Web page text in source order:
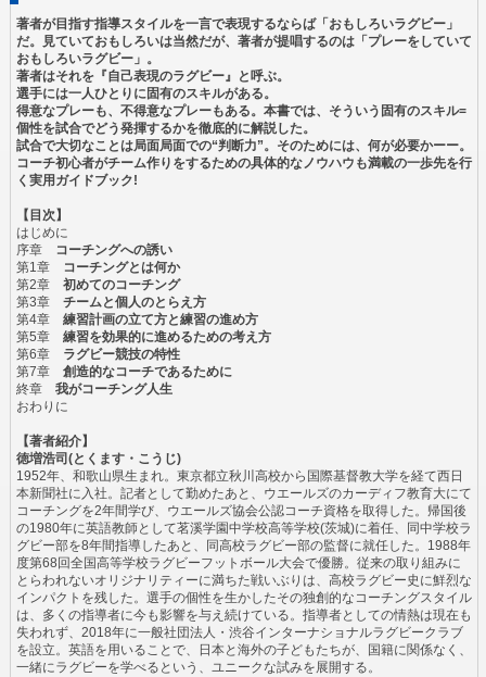
著者が目指す指導スタイルを一言で表現するならば「おもしろいラグビー」
だ。見ていておもしろいは当然だが、著者が提唱するのは「プレーをしていて
おもしろいラグビー」。
著者はそれを『自己表現のラグビー』と呼ぶ。
選手には一人ひとりに固有のスキルがある。
得意なプレーも、不得意なプレーもある。本書では、そういう固有のスキル=
個性を試合でどう発揮するかを徹底的に解説した。
試合で大切なことは局面局面での“判断力”。そのためには、何が必要かーー。
コーチ初心者がチーム作りをするための具体的なノウハウも満載の一歩先を行
く実用ガイドブック!
【目次】
はじめに
序章 コーチングへの誘い
第1章 コーチングとは何か
第2章 初めてのコーチング
第3章 チームと個人のとらえ方
第4章 練習計画の立て方と練習の進め方
第5章 練習を効果的に進めるための考え方
第6章 ラグビー競技の特性
第7章 創造的なコーチであるために
終章 我がコーチング人生
おわりに
【著者紹介】
徳増浩司(とくます・こうじ)
1952年、和歌山県生まれ。東京都立秋川高校から国際基督教大学を経て西日
本新聞社に入社。記者として勤めたあと、ウエールズのカーディフ教育大にて
コーチングを2年間学び、ウエールズ協会公認コーチ資格を取得した。帰国後
の1980年に英語教師として茗溪学園中学校高等学校(茨城)に着任、同中学校ラ
グビー部を8年間指導したあと、同高校ラグビー部の監督に就任した。1988年
度第68回全国高等学校ラグビーフットボール大会で優勝。従来の取り組みに
とらわれないオリジナリティーに満ちた戦いぶりは、高校ラグビー史に鮮烈な
インパクトを残した。選手の個性を生かしたその独創的なコーチングスタイル
は、多くの指導者に今も影響を与え続けている。指導者としての情熱は現在も
失われず、2018年に一般社団法人・渋谷インターナショナルラグビークラブ
を設立。英語を用いることで、日本と海外の子どもたちが、国籍に関係なく、
一緒にラグビーを学べるという、ユニークな試みを展開する。